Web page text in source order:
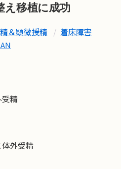
え移植に成功
＆顕微授精 着床障害
精
外受精